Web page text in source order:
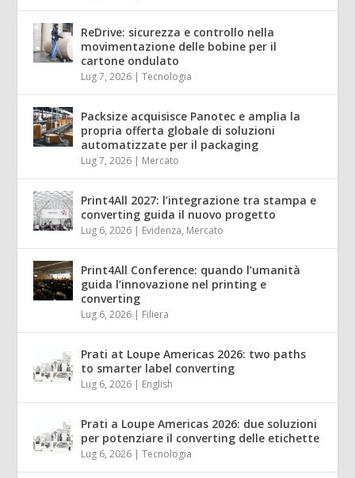
ReDrive: sicurezza e controllo nella
movimentazione delle bobine per il
cartone ondulato
Lug 7, 2026 |Tecnologia
Packsize acquisisce Panotec e amplia la
propria offerta globale di soluzioni
automatizzate per il packaging
Lug 7, 2026 | Mercato
Print4All 2027: l’integrazione tra stampa e
converting guida il nuovo progetto
Lug 6, 2026 | Evidenza, Mercato
Print4All Conference: quando l’umanità
guida l’innovazione nel printing e
converting
Lug 6, 2026 | Filiera
Prati at Loupe Americas 2026: two paths
to smarter label converting
Lug 6, 2026 | English
Prati a Loupe Americas 2026: due soluzioni
per potenziare il converting delle etichette
Lug 6, 2026 |Tecnologia